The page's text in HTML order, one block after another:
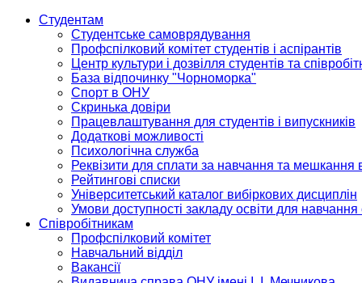
Студентам
Студентське самоврядування
Профспілковий комітет студентів і аспірантів
Центр культури і дозвілля студентів та
База відпочинку "Чорноморка"
Спорт в ОНУ
Скринька довіри
Працевлаштування для студентів і випускників
Додаткові можливості
Психологічна служба
Реквізити для сплати за навчання та мешкання
Рейтингові списки
Університетський каталог вибіркових дисциплін
Умови доступності закладу освіти для
Співробітникам
Профспілковий комітет
Навчальний відділ
Вакансії